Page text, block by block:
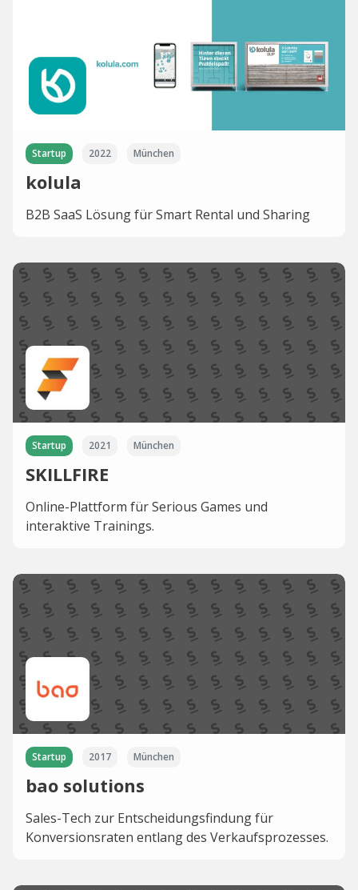
Startup 2022 München
kolula
B2B SaaS Lösung für Smart Rental und Sharing
Startup 2021 München
SKILLFIRE
Online-Plattform für Serious Games und
interaktive Trainings.
Startup 2017 München
bao solutions
Sales-Tech zur Entscheidungsfindung für
Konversionsraten entlang des Verkaufsprozesses.